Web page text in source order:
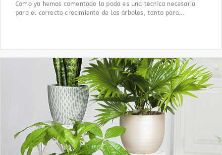
Como ya hemos comentado la poda es una técnica necesaria
para el correcto crecimiento de los árboles, tanto para...